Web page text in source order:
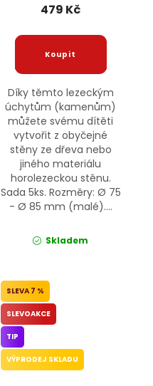
479 Kč
Díky těmto lezeckým
úchytům (kamenům)
můžete svému dítěti
vytvořit z obyčejné
stěny ze dřeva nebo
jiného materiálu
horolezeckou stěnu.
Sada 5ks. Rozměry: Ø 75
- Ø 85 mm (malé)....
Skladem
7 %
SLEVOAKCE
TIP
VÝPRODEJ SKLADU